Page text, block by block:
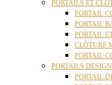
PORTAILS ET
PORTAIL
PORTAIL
PORTAIL
CLÔTURE
PORTAIL
PORTAILS DESIGN
PORTAIL